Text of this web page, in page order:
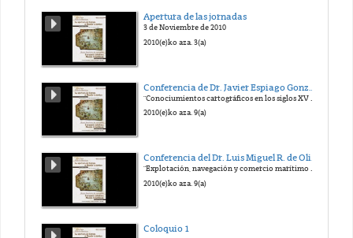
Apertura de las jornadas
3 de Noviembre de 2010
2010(e)ko aza. 3(a)
"Conociumientos cartográficos en los siglos XV y XVI. Del Mediterráneo al Atlántico
2010(e)ko aza. 9(a)
Conferencia del Dr. Luis Miguel R. de Oliveira Duarte
"Explotación, navegación y comercio marítimo Portugués en torno al 1500"
2010(e)ko aza. 9(a)
Coloquio 1